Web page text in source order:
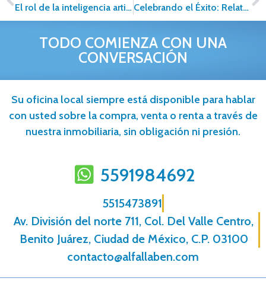
El rol de la inteligencia artificial en las franquicias inmobiliarias: Un recurso fundamental para emprendedores Celebrando el Éxito: Relatos Motivadores de Alfa Inmobiliaria
TODO COMIENZA CON UNA
CONVERSACIÓN
Su oficina local siempre está disponible para hablar
con usted sobre la compra, venta o renta a través de
nuestra inmobiliaria, sin obligación ni presión.
5591984692
5515473891
Av. División del norte 711, Col. Del Valle Centro,
Benito Juárez, Ciudad de México, C.P. 03100
contacto@alfallaben.com